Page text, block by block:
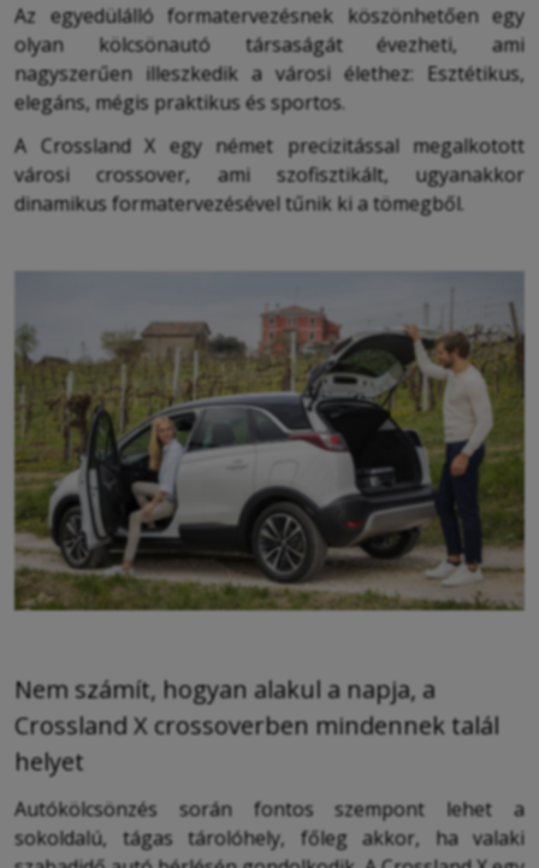
Az egyedülálló formatervezésnek köszönhetően egy
olyan kölcsönautó társaságát évezheti, ami
nagyszerűen illeszkedik a városi élethez: Esztétikus,
elegáns, mégis praktikus és sportos.
A Crossland X egy német precizitással megalkotott
városi crossover, ami szofisztikált, ugyanakkor
dinamikus formatervezésével tűnik ki a tömegből.
Nem számít, hogyan alakul a napja, a
Crossland X crossoverben mindennek talál
helyet
Autókölcsönzés során fontos szempont lehet a
sokoldalú, tágas tárolóhely, főleg akkor, ha valaki